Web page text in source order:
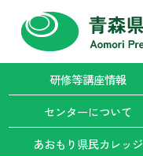
研修等講座情報
センターについて
あおもり県民カレッジ